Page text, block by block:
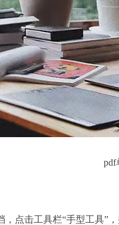
pdf
击工具栏“手型工具”，